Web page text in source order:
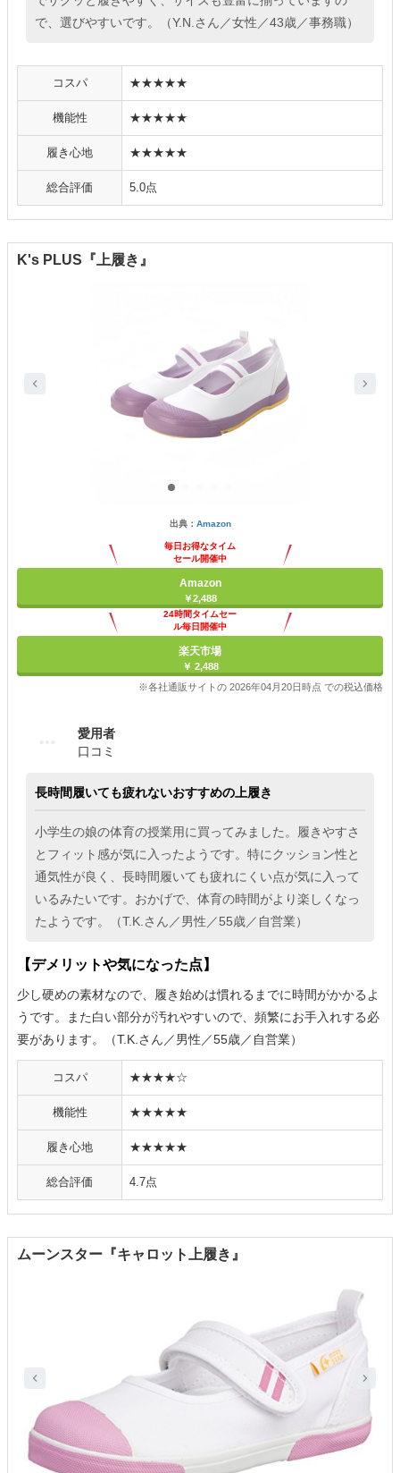
で、選びやすいです。（Y.N.さん／女性／43歳／事務職）
コスパ ★★★★★
機能性 ★★★★★
履き心地 ★★★★★
総合評価 5.0点
K's PLUS『上履き』
出典： Amazon
毎日お得なタイム
セール開催中
Amazon
￥2,488
24時間タイムセー
ル毎日開催中
楽天市場
￥ 2,488
※各社通販サイトの 2026年04月20日時点 での税込価格
愛用者
口コミ
長時間履いても疲れないおすすめの上履き
小学生の娘の体育の授業用に買ってみました。履きやすさ
とフィット感が気に入ったようです。特にクッション性と
通気性が良く、長時間履いても疲れにくい点が気に入って
いるみたいです。おかげで、体育の時間がより楽しくなっ
たようです。（T.K.さん／男性／55歳／自営業）
【デメリットや気になった点】
少し硬めの素材なので、履き始めは慣れるまでに時間がかかるよ
うです。また白い部分が汚れやすいので、頻繁にお手入れする必
要があります。（T.K.さん／男性／55歳／自営業）
コスパ ★★★★☆
機能性 ★★★★★
履き心地 ★★★★★
総合評価 4.7点
ムーンスター『キャロット上履き』